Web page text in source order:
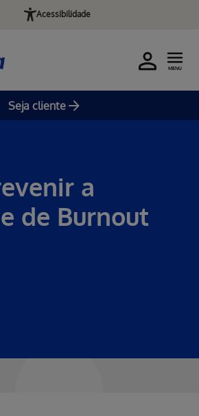
Acessibilidade
Seja cliente
MENU
a
de Burnout